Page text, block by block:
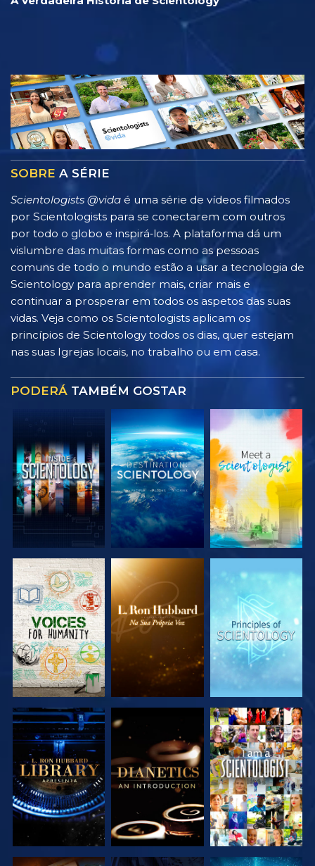
SOBRE A SÉRIE
Scientologists @vida é uma série de vídeos filmados
por Scientologists para se conectarem com outros
por todo o globo e inspirá‑los. A plataforma dá um
vislumbre das muitas formas como as pessoas
comuns de todo o mundo estão a usar a tecnologia de
Scientology para aprender mais, criar mais e
continuar a prosperar em todos os aspetos das suas
vidas. Veja como os Scientologists aplicam os
princípios de Scientology todos os dias, quer estejam
nas suas Igrejas locais, no trabalho ou em casa.
PODERÁ TAMBÉM GOSTAR
EXPLORAR A
SÉRIE
EXPLORAR A
SÉRIE
EXPLORAR A
SÉRIE
EXPLORAR A
SÉRIE
EXPLORAR A
SÉRIE
VER